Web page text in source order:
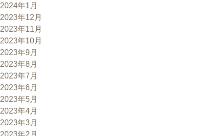
2024年1月
2023年12月
2023年11月
2023年10月
2023年9月
2023年8月
2023年7月
2023年6月
2023年5月
2023年4月
2023年3月
2023年2月